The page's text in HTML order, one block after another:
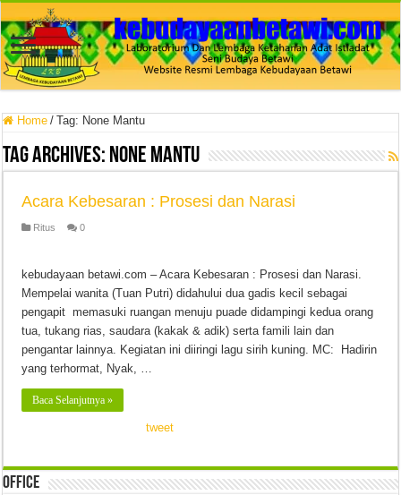
Home / Tag: None Mantu
Tag Archives: None Mantu
Acara Kebesaran : Prosesi dan Narasi
Ritus 0
kebudayaan betawi.com – Acara Kebesaran : Prosesi dan Narasi.
Mempelai wanita (Tuan Putri) didahului dua gadis kecil sebagai
pengapit memasuki ruangan menuju puade didampingi kedua orang
tua, tukang rias, saudara (kakak & adik) serta famili lain dan
pengantar lainnya. Kegiatan ini diiringi lagu sirih kuning. MC: Hadirin
yang terhormat, Nyak, …
Baca Selanjutnya »
tweet
Office